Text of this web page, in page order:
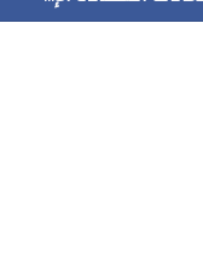
مدير تعليم البحر الاحمر يتابع انطلاق امتحانات الشهادة الإعدادية ويؤكد: الانضباط